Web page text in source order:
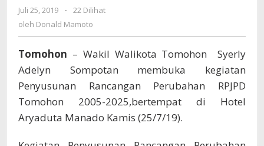
2005-
2025
Juli 25, 2019
oleh
Donald
-
22 Dilihat
oleh Donald Mamoto
Tomohon – Wakil Walikota Tomohon Syerly
Adelyn Sompotan membuka kegiatan
Penyusunan Rancangan Perubahan RPJPD
Tomohon 2005-2025,bertempat di Hotel
Aryaduta Manado Kamis (25/7/19).